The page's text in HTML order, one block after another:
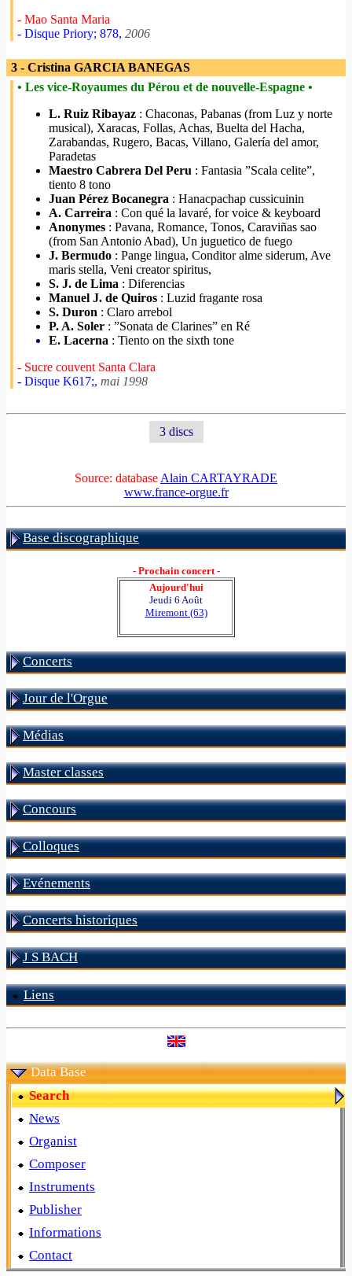
- Mao Santa Maria
- Disque Priory; 878, 2006
3 - Cristina GARCIA BANEGAS
• Les vice-Royaumes du Pérou et de nouvelle-Espagne •
L. Ruiz Ribayaz : Chaconas, Pabanas (from Luz y norte
musical), Xaracas, Follas, Achas, Buelta del Hacha,
Zarabandas, Rugero, Bacas, Villano, Galería del amor,
Paradetas
Maestro Cabrera Del Peru : Fantasia ”Scala celite”,
tiento 8 tono
Juan Pérez Bocanegra : Hanacpachap cussicuinin
A. Carreira : Con qué la lavaré, for voice & keyboard
Anonymes : Pavana, Romance, Tonos, Caraviñas sao
(from San Antonio Abad), Un juguetico de fuego
J. Bermudo : Pange lingua, Conditor alme siderum, Ave
maris stella, Veni creator spiritus,
S. J. de Lima : Diferencias
Manuel J. de Quiros : Luzid fragante rosa
S. Duron : Claro arrebol
P. A. Soler : ”Sonata de Clarines” en Ré
E. Lacerna : Tiento on the sixth tone
- Sucre couvent Santa Clara
- Disque K617;, mai 1998
3 discs
Source: database Alain CARTAYRADE
www.france-orgue.fr
Base discographique
- Prochain concert -
Aujourd'hui
Jeudi 6 Août
Miremont (63)
Concerts
Jour de l'Orgue
Médias
Master classes
Concours
Colloques
Evénements
Concerts historiques
J S BACH
Liens
Data Base
Search
News
Organist
Composer
Instruments
Publisher
Informations
Contact